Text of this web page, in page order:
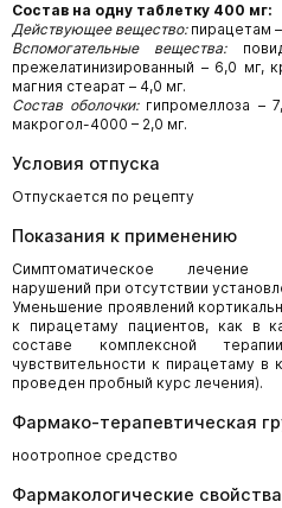
Состав на одну таблетку 400 мг:
Действующее вещество:пирацетам
Вспомогательные вещества:
прежелатинизированный – 6,0 мг,
магния стеарат – 4,0 мг.
Состав оболочки:гипромеллоза –
макрогол-4000 – 2,0 мг.
Условия отпуска
Отпускается по рецепту
Показания к применению
Симптоматическое лечение
нарушений при отсутствии
Уменьшение проявлений
к пирацетаму пациентов, как в
составе комплексной
чувствительности к пирацетаму
проведен пробный курс лечения).
Фармако-терапевтическая
ноотропное средство
Фармакологические свойства